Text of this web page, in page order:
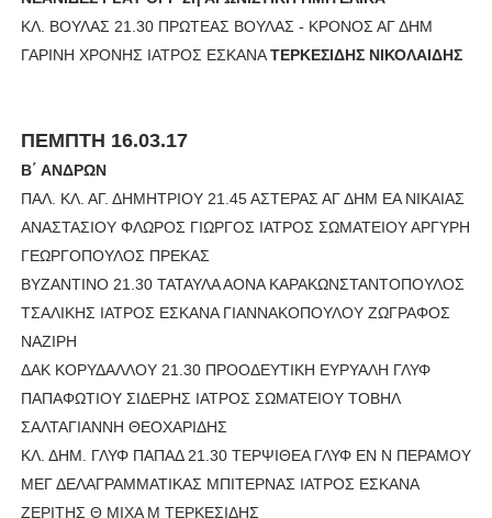
ΚΛ. ΒΟΥΛΑΣ 21.30 ΠΡΩΤΕΑΣ ΒΟΥΛΑΣ - ΚΡΟΝΟΣ ΑΓ ΔΗΜ
ΓΑΡΙΝΗ ΧΡΟΝΗΣ ΙΑΤΡΟΣ ΕΣΚΑΝΑΤΕΡΚΕΣΙΔΗΣ ΝΙΚΟΛΑΙΔΗΣ
ΠΕΜΠΤΗ 16.03.17
Β΄ ΑΝΔΡΩΝ
ΠΑΛ. ΚΛ. ΑΓ. ΔΗΜΗΤΡΙΟΥ 21.45 ΑΣΤΕΡΑΣ ΑΓ ΔΗΜ ΕΑ ΝΙΚΑΙΑΣ
ΑΝΑΣΤΑΣΙΟΥ ΦΛΩΡΟΣ ΓΙΩΡΓΟΣ ΙΑΤΡΟΣ ΣΩΜΑΤΕΙΟΥ ΑΡΓΥΡΗ
ΓΕΩΡΓΟΠΟΥΛΟΣ ΠΡΕΚΑΣ
ΒΥΖΑΝΤΙΝΟ 21.30 ΤΑΤΑΥΛΑ ΑΟΝΑ ΚΑΡΑΚΩΝΣΤΑΝΤΟΠΟΥΛΟΣ
ΤΣΑΛΙΚΗΣ ΙΑΤΡΟΣ ΕΣΚΑΝΑ ΓΙΑΝΝΑΚΟΠΟΥΛΟΥ ΖΩΓΡΑΦΟΣ
ΝΑΖΙΡΗ
ΔΑΚ ΚΟΡΥΔΑΛΛΟΥ 21.30 ΠΡΟΟΔΕΥΤΙΚΗ ΕΥΡΥΑΛΗ ΓΛΥΦ
ΠΑΠΑΦΩΤΙΟΥ ΣΙΔΕΡΗΣ ΙΑΤΡΟΣ ΣΩΜΑΤΕΙΟΥ ΤΟΒΗΛ
ΣΑΛΤΑΓΙΑΝΝΗ ΘΕΟΧΑΡΙΔΗΣ
ΚΛ. ΔΗΜ. ΓΛΥΦ ΠΑΠΑΔ 21.30 ΤΕΡΨΙΘΕΑ ΓΛΥΦ ΕΝ Ν ΠΕΡΑΜΟΥ
ΜΕΓ ΔΕΛΑΓΡΑΜΜΑΤΙΚΑΣ ΜΠΙΤΕΡΝΑΣ ΙΑΤΡΟΣ ΕΣΚΑΝΑ
ΖΕΡΙΤΗΣ Θ ΜΙΧΑ Μ ΤΕΡΚΕΣΙΔΗΣ